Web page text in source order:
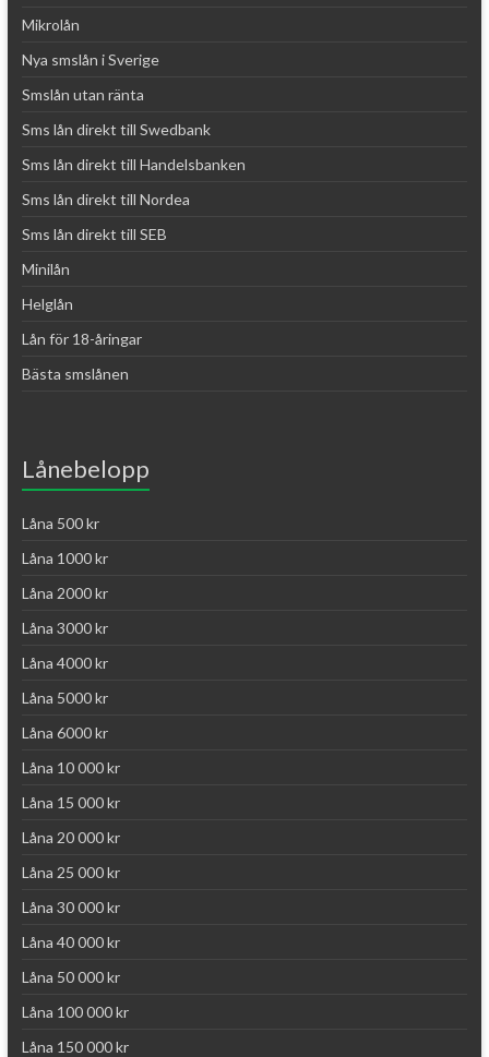
Mikrolån
Nya smslån i Sverige
Smslån utan ränta
Sms lån direkt till Swedbank
Sms lån direkt till Handelsbanken
Sms lån direkt till Nordea
Sms lån direkt till SEB
Minilån
Helglån
Lån för 18-åringar
Bästa smslånen
Lånebelopp
Låna 500 kr
Låna 1000 kr
Låna 2000 kr
Låna 3000 kr
Låna 4000 kr
Låna 5000 kr
Låna 6000 kr
Låna 10 000 kr
Låna 15 000 kr
Låna 20 000 kr
Låna 25 000 kr
Låna 30 000 kr
Låna 40 000 kr
Låna 50 000 kr
Låna 100 000 kr
Låna 150 000 kr